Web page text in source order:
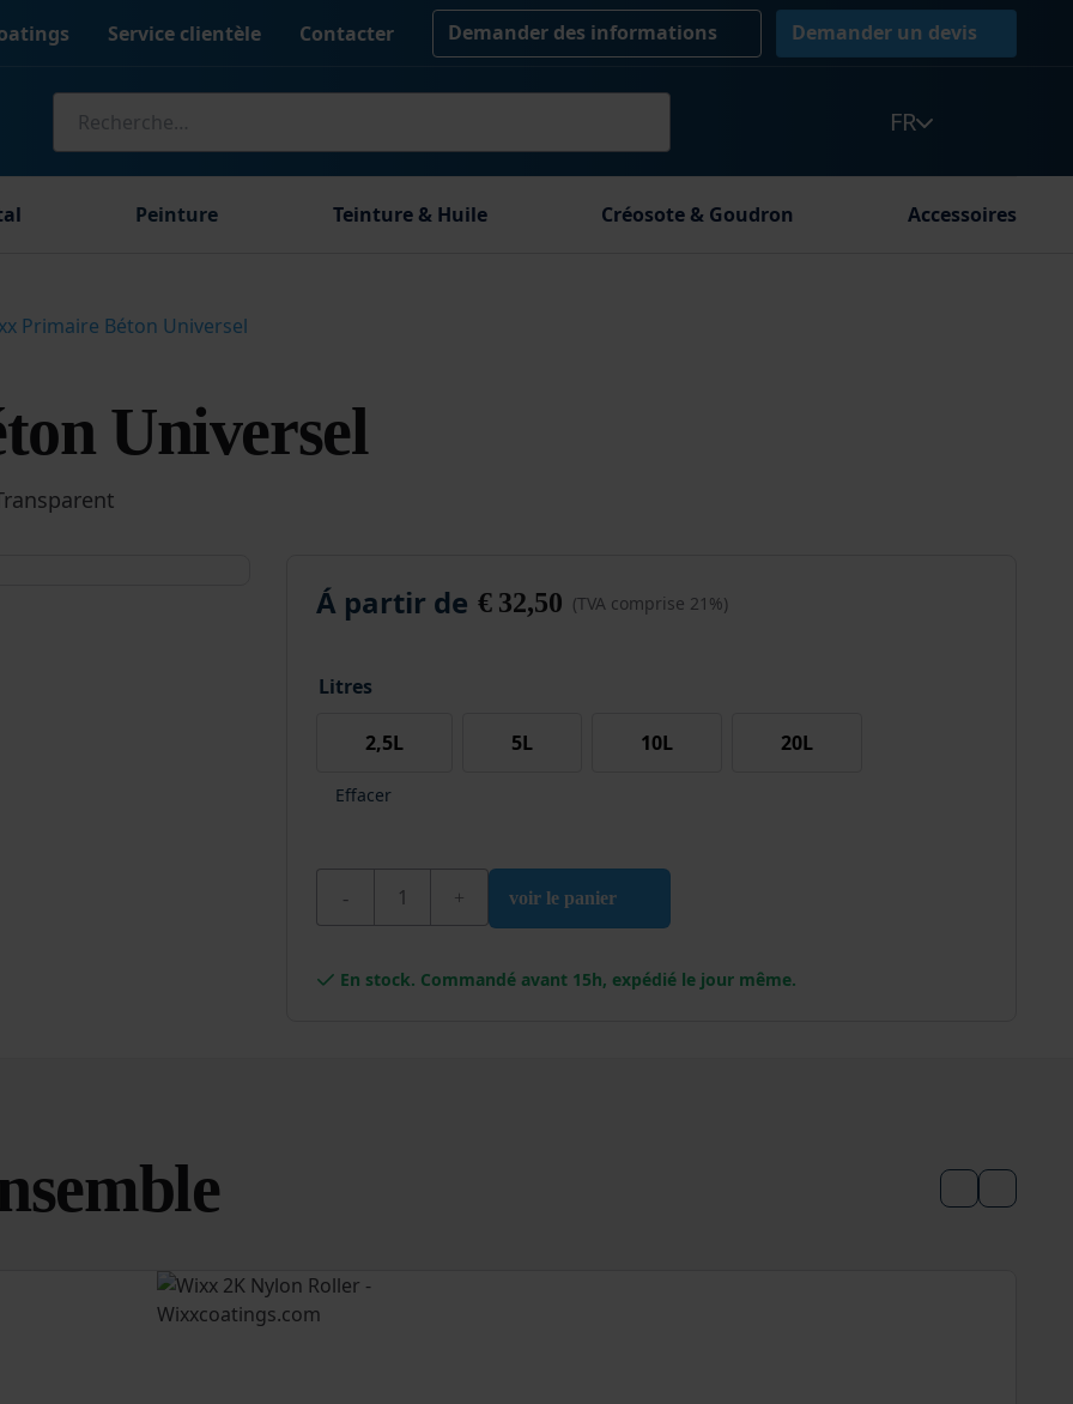
Service clientèle Contacter Demander des informations Demander un devis
pour :
FR
Peinture Teinture & Huile Créosote & Goudron Accessoires
Primaire Béton Universel
Universel
Á partir de €32,50 (TVA comprise 21%)
Litres
2,5L 5L 10L 20L
Effacer
quantité de Wixx Primaire Béton Universel
voir le panier
En stock. Commandé avant 15h, expédié le jour même.